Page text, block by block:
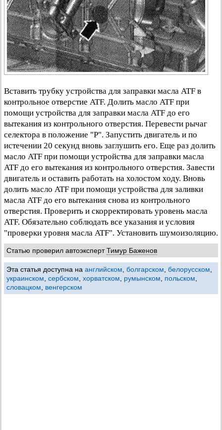
Вставить трубку устройства для заправки масла ATF в
контрольное отверстие ATF. Долить масло ATF при
помощи устройства для заправки масла ATF до его
вытекания из контрольного отверстия. Перевести рычаг
селектора в положение "Р". Запустить двигатель и по
истечении 20 секунд вновь заглушить его. Еще раз долить
масло ATF при помощи устройства для заправки масла
ATF до его вытекания из контрольного отверстия. Завести
двигатель и оставить работать на холостом ходу. Вновь
долить масло ATF при помощи устройства для заливки
масла ATF до его вытекания снова из контрольного
отверстия. Проверить и скорректировать уровень масла
ATF. Обязательно соблюдать все указания и условия
"проверки уровня масла ATF". Установить шумоизоляцию.
Статью проверил автоэкспертТимур Баженов
Эта статья доступна на английском болгарском белорусском
украинском сербском хорватском румынском польском
словацком
венгерском